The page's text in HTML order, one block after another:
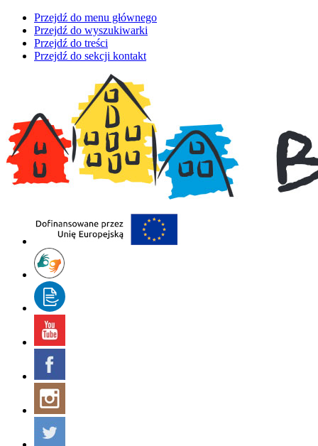
Przejdź do menu głównego
Przejdź do wyszukiwarki
Przejdź do treści
Przejdź do sekcji kontakt